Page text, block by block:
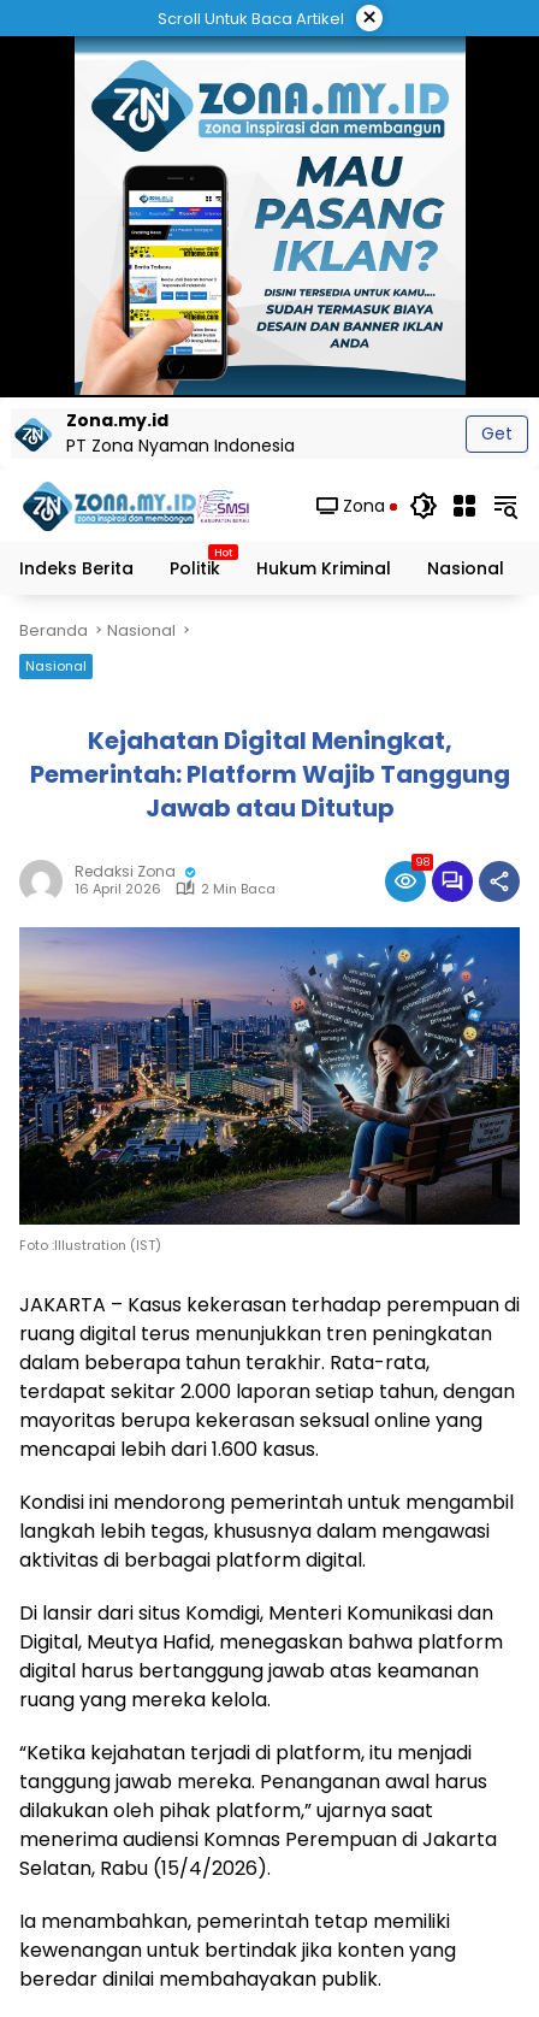
ke
Scroll Untuk Baca Artikel ×
Zona.my.id
PT Zona Nyaman Indonesia
Get
Zona
Indeks Berita Politik Hukum Kriminal Nasional
Beranda Nasional
Nasional
Kejahatan Digital Meningkat,
Pemerintah: Platform Wajib Tanggung
Jawab atau Ditutup
Redaksi Zona
16 April 2026 2 Min Baca
98
Foto :Illustration (IST)
JAKARTA – Kasus kekerasan terhadap perempuan di
ruang digital terus menunjukkan tren peningkatan
dalam beberapa tahun terakhir. Rata-rata,
terdapat sekitar 2.000 laporan setiap tahun, dengan
mayoritas berupa kekerasan seksual online yang
mencapai lebih dari 1.600 kasus.
Kondisi ini mendorong pemerintah untuk mengambil
langkah lebih tegas, khususnya dalam mengawasi
aktivitas di berbagai platform digital.
Di lansir dari situs Komdigi, Menteri Komunikasi dan
Digital, Meutya Hafid, menegaskan bahwa platform
digital harus bertanggung jawab atas keamanan
ruang yang mereka kelola.
“Ketika kejahatan terjadi di platform, itu menjadi
tanggung jawab mereka. Penanganan awal harus
dilakukan oleh pihak platform,” ujarnya saat
menerima audiensi Komnas Perempuan di Jakarta
Selatan, Rabu (15/4/2026).
Ia menambahkan, pemerintah tetap memiliki
kewenangan untuk bertindak jika konten yang
beredar dinilai membahayakan publik.